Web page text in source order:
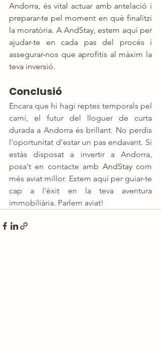
Andorra, és vital actuar amb antelació i
preparar-te pel moment en què finalitzi
la moratòria. A AndStay, estem aquí per
ajudar-te en cada pas del procés i
assegurar-nos que aprofitis al màxim la
teva inversió.
Conclusió
Encara que hi hagi reptes temporals pel
camí, el futur del lloguer de curta
durada a Andorra és brillant. No perdis
l'oportunitat d'estar un pas endavant. Si
estàs disposat a invertir a Andorra,
posa't en contacte amb AndStay com
més aviat millor. Estem aquí per guiar-te
cap a l'èxit en la teva aventura
immobiliària. Parlem aviat!